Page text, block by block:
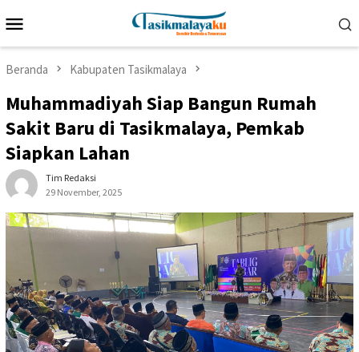
ke
Mobile
Beranda Kabupaten Tasikmalaya
Muhammadiyah Siap Bangun Rumah
Sakit Baru di Tasikmalaya, Pemkab
Siapkan Lahan
Tim Redaksi
29 November, 2025